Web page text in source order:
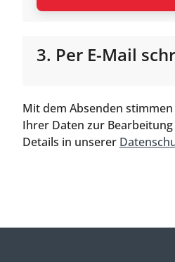
3. Per E-Mail
Mit dem Absenden
Ihrer Daten zur
Details in unserer